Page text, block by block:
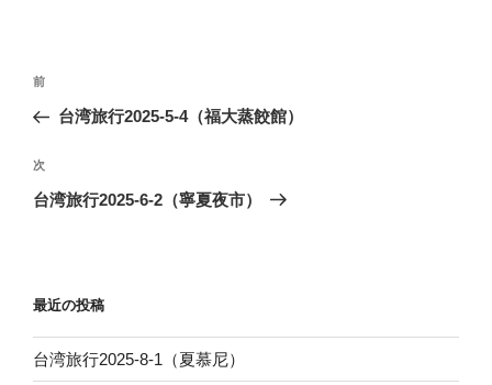
投
ナ
ビ
ゲ
ン
前
の
稿
前
台湾旅行2025-5-4（福大蒸餃館）
次
の
次
台湾旅行2025-6-2（寧夏夜市）
最近の投稿
台湾旅行2025-8-1（夏慕尼）